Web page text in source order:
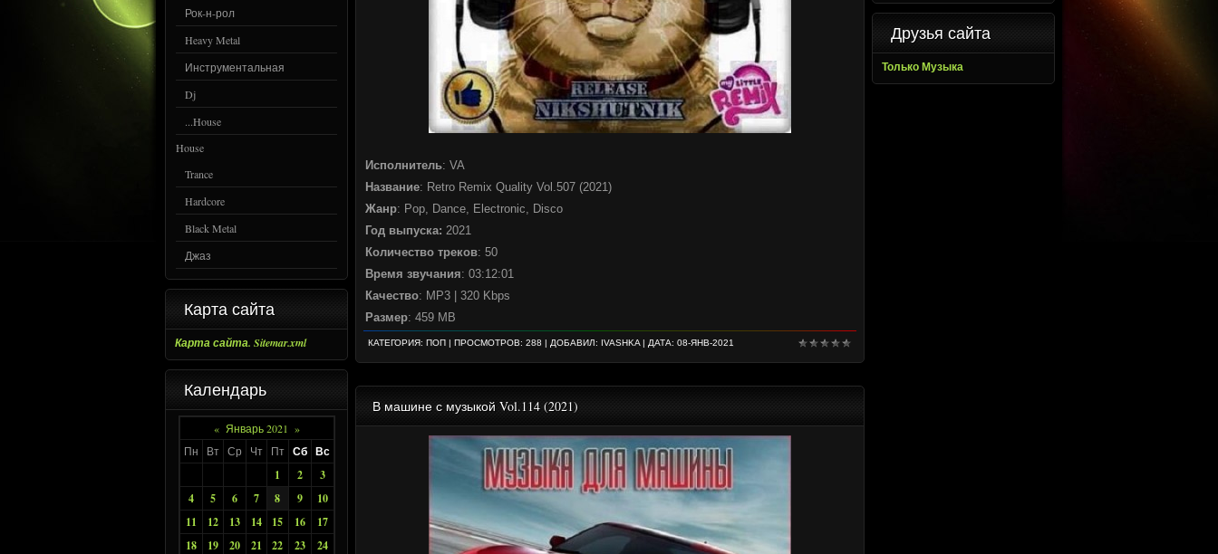
Рок-н-рол
Heavy Metal
Инструментальная
Dj
...House
House
Trance
Hardcore
Black Metal
Джаз
Карта сайта
Карта сайта. Sitemar.xml
Календарь
« Январь 2021 »
Пн
Вт Ср Чт Пт Сб Вс
1
2
3
4
5 6 7 8 9
10
11
12 13 14 15 16
17
18
19 20 21 22 23
24
Исполнитель: VA
Название: Retro Remix Quality Vol.507 (2021)
Жанр: Pop, Dance, Electronic, Disco
Год выпуска: 2021
Количество треков: 50
Время звучания: 03:12:01
Качество: MP3 | 320 Kbps
Размер: 459 MB
КАТЕГОРИЯ: ПОП | ПРОСМОТРОВ: 288 | ДОБАВИЛ: IVASHKA| ДАТА: 08-ЯНВ-2021
В машине с музыкой Vol.114 (2021)
Друзья сайта
Только Музыка